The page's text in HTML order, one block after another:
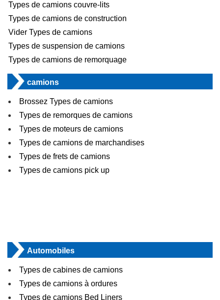
Types de camions couvre-lits
Types de camions de construction
Vider Types de camions
Types de suspension de camions
Types de camions de remorquage
camions
Brossez Types de camions
Types de remorques de camions
Types de moteurs de camions
Types de camions de marchandises
Types de frets de camions
Types de camions pick up
Automobiles
Types de cabines de camions
Types de camions à ordures
Types de camions Bed Liners